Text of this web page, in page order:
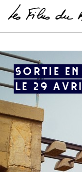
SORTIE
LE 29